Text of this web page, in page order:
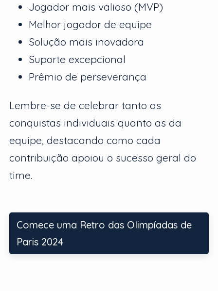
Jogador mais valioso (MVP)
Melhor jogador de equipe
Solução mais inovadora
Suporte excepcional
Prêmio de perseverança
Lembre-se de celebrar tanto as
conquistas individuais quanto as da
equipe, destacando como cada
contribuição apoiou o sucesso geral do
time.
Comece uma Retro das Olimpíadas de
Paris 2024